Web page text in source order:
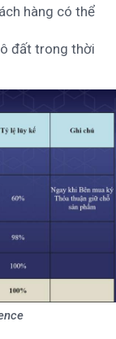
hàng có thể
đất trong thời